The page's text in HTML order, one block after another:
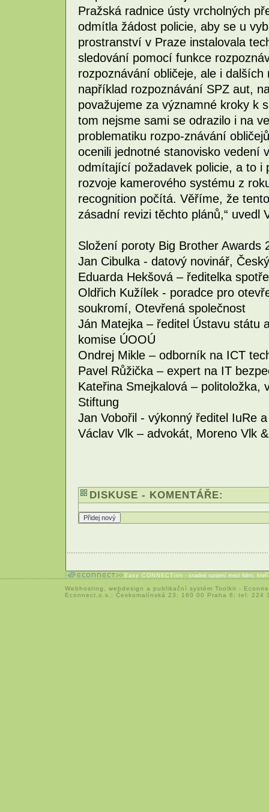
Pražská radnice ústy vrcholných
odmítla žádost policie, aby se u
prostranství v Praze instalovala
sledování pomocí funkce
rozpoznávání obličeje, ale i
například rozpoznávání SPZ aut,
považujeme za významné kroky k
tom nejsme sami se odrazilo i na
problematiku rozpo-znávání
ocenili jednotné stanovisko vedení
odmítající požadavek policie, a to i
rozvoje kamerového systému z
recognition počítá. Věříme, že
zásadní revizi těchto plánů,“ uvedl
Složení poroty Big Brother Awards
Jan Cibulka - datový novinář,
Eduarda Hekšová – ředitelka
Oldřich Kužílek - poradce pro
soukromí, Otevřená společnost
Ján Matejka – ředitel Ústavu státu
komise ÚOOÚ
Ondrej Mikle – odborník na ICT
Pavel Růžička – expert na IT
Kateřina Smejkalová – politoložka,
Stiftung
Jan Vobořil - výkonný ředitel IuRe
Václav Vlk – advokát, Moreno Vlk
DISKUSE - KOMENTÁŘE:
Easy CONNECTion - snadné spojení mezi lidmi,
Webhosting webdesign a publikační systém Toolkit -
Econnect,o.s.; Českomalínská 23; 160 00 Praha 6; tel: 224